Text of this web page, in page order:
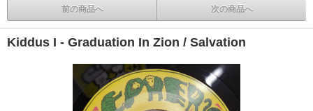
前の商品へ 次の商品へ
Kiddus I - Graduation In Zion / Salvation